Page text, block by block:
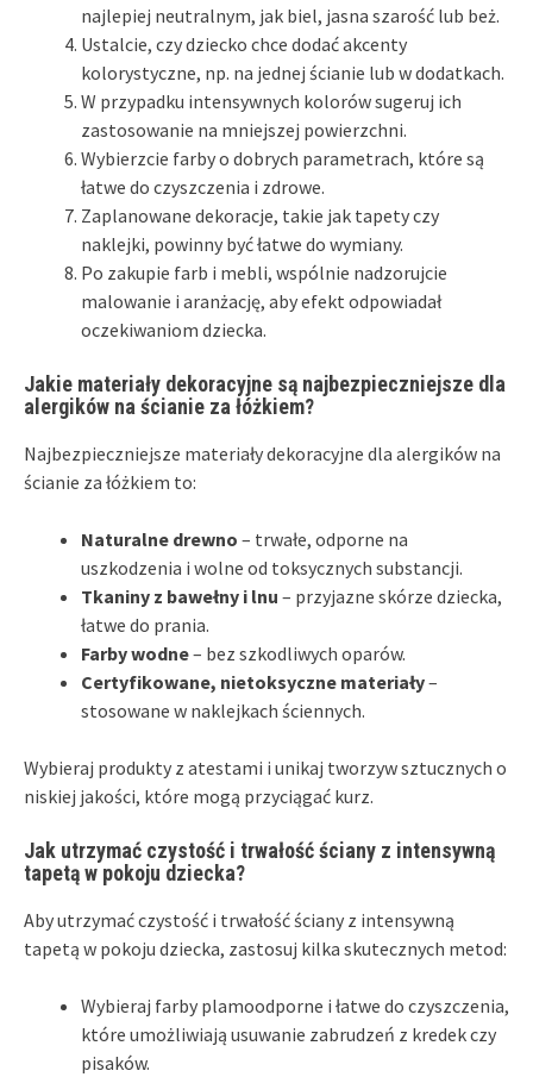
najlepiej neutralnym, jak biel, jasna szarość lub beż.
Ustalcie, czy dziecko chce dodać akcenty
kolorystyczne, np. na jednej ścianie lub w dodatkach.
W przypadku intensywnych kolorów sugeruj ich
zastosowanie na mniejszej powierzchni.
Wybierzcie farby o dobrych parametrach, które są
łatwe do czyszczenia i zdrowe.
Zaplanowane dekoracje, takie jak tapety czy
naklejki, powinny być łatwe do wymiany.
Po zakupie farb i mebli, wspólnie nadzorujcie
malowanie i aranżację, aby efekt odpowiadał
oczekiwaniom dziecka.
Jakie materiały dekoracyjne są najbezpieczniejsze dla
alergików na ścianie za łóżkiem?
Najbezpieczniejsze materiały dekoracyjne dla alergików na
ścianie za łóżkiem to:
Naturalne drewno – trwałe, odporne na
uszkodzenia i wolne od toksycznych substancji.
Tkaniny z bawełny i lnu – przyjazne skórze dziecka,
łatwe do prania.
Farby wodne– bez szkodliwych oparów.
Certyfikowane, nietoksyczne materiały–
stosowane w naklejkach ściennych.
Wybieraj produkty z atestami i unikaj tworzyw sztucznych o
niskiej jakości, które mogą przyciągać kurz.
Jak utrzymać czystość i trwałość ściany z intensywną
tapetą w pokoju dziecka?
Aby utrzymać czystość i trwałość ściany z intensywną
tapetą w pokoju dziecka, zastosuj kilka skutecznych metod:
Wybieraj farby plamoodporne i łatwe do czyszczenia,
które umożliwiają usuwanie zabrudzeń z kredek czy
pisaków.